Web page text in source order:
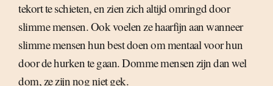
tekort te schieten, en zien zich altijd omringd door
slimme mensen. Ook voelen ze haarfijn aan wanneer
slimme mensen hun best doen om mentaal voor hun
door de hurken te gaan. Domme mensen zijn dan wel
dom, ze zijn nog niet gek.